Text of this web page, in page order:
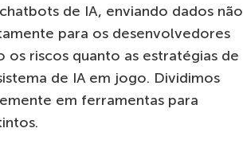
de IA, enviando dados não
para os desenvolvedores
riscos quanto as estratégias de
de IA em jogo. Dividimos
em ferramentas para